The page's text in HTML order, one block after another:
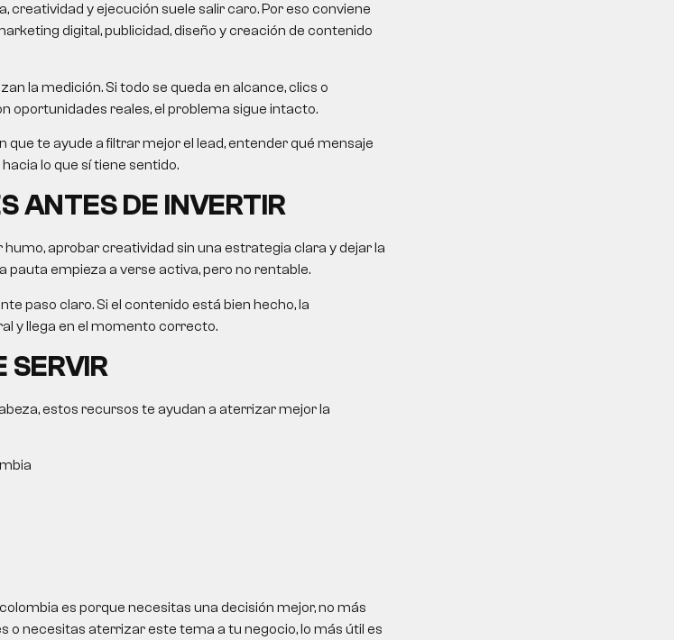
creatividad y ejecución suele salir caro. Por eso conviene
digital, publicidad, diseño y creación de contenido
la medición. Si todo se queda en alcance, clics o
oportunidades reales, el problema sigue intacto.
que te ayude a filtrar mejor el lead, entender qué mensaje
lo que sí tiene sentido.
ANTES DE INVERTIR
aprobar creatividad sin una estrategia clara y dejar la
pauta empieza a verse activa, pero no rentable.
paso claro. Si el contenido está bien hecho, la
y llega en el momento correcto.
SERVIR
estos recursos te ayudan a aterrizar mejor la
es porque necesitas una decisión mejor, no más
o necesitas aterrizar este tema a tu negocio, lo más útil es